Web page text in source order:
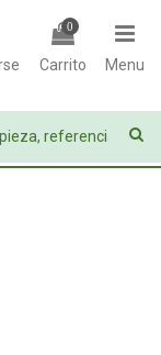
0
Carrito Menu